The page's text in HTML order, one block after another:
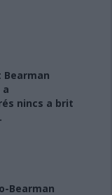
a
nincs a brit
Bearman